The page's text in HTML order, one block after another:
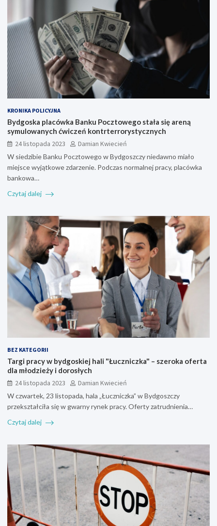
KRONIKA POLICYJNA
Bydgoska placówka Banku Pocztowego stała się areną
symulowanych ćwiczeń kontrterrorystycznych
24 listopada 2023
Damian Kwiecień
W siedzibie Banku Pocztowego w Bydgoszczy niedawno miało
miejsce wyjątkowe zdarzenie. Podczas normalnej pracy, placówka
bankowa…
Czytaj dalej
BEZ KATEGORII
Targi pracy w bydgoskiej hali "Łuczniczka" – szeroka oferta
dla młodzieży i dorosłych
24 listopada 2023
Damian Kwiecień
W czwartek, 23 listopada, hala „Łuczniczka” w Bydgoszczy
przekształciła się w gwarny rynek pracy. Oferty zatrudnienia…
Czytaj dalej